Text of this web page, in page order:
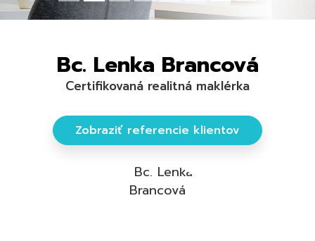
Bc. Lenka Brancová
Certifikovaná realitná maklérka
Zobraziť referencie klientov